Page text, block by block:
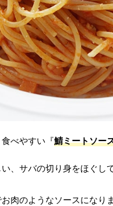
べやすい『鯖ミートソー
、サバの切り身をほぐし
肉のようなソースになりま